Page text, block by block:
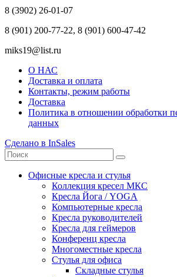
8 (3902) 26-01-07
8 (901) 200-77-22, 8 (901) 600-47-42
miks19@list.ru
О НАС
Доставка и оплата
Контакты, режим работы
Доставка
Политика в отношении обработки
данных
Сделано в InSales
Офисные кресла и стулья
Коллекция кресел МКС
Кресла Йога / YOGA
Компьютерные кресла
Кресла руководителей
Кресла для геймеров
Конференц кресла
Многоместные кресла
Стулья для офиса
Складные стулья